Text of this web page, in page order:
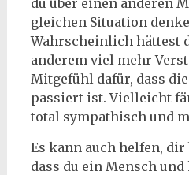
du über einen anderen
gleichen Situation
Wahrscheinlich hättest
anderem viel mehr
Mitgefühl dafür, dass
passiert ist. Vielleicht
total sympathisch und
Es kann auch helfen, dir
dass du ein Mensch